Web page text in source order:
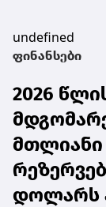
undefined
ფინანსები
2026
დოლარს